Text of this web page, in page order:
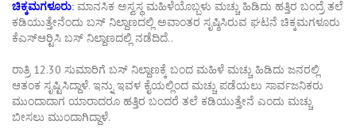
ಚಿಕ್ಕಮಗಳೂರು: ಮಾನಸಿಕ ಅಸ್ವಸ್ಥ ಮಹಿಳೆಯೊಬ್ಬಳು ಮಚ್ಚು ಹಿಡಿದು ಹತ್ತಿರ ಬಂದ್ರೆ ತಲೆ
ಕಡಿಯುತ್ತೇನೆಂದು ಬಸ್ ನಿಲ್ದಾಣದಲ್ಲಿ ಅವಾಂತರ ಸೃಷ್ಠಿಸಿರುವ ಘಟನೆ ಚಿಕ್ಕಮಗಳೂರು
ಕೆಎಸ್‍ಆರ್‍ಟಿಸಿ ಬಸ್ ನಿಲ್ದಾಣದಲ್ಲಿ ನಡೆದಿದೆ..
ರಾತ್ರಿ 12.30 ಸುಮಾರಿಗೆ ಬಸ್​ ನಿಲ್ದಾಣಕ್ಕೆ ಬಂದ ಮಹಿಳೆ ಮಚ್ಚು ಹಿಡಿದು ಜನರಲ್ಲಿ
ಆತಂಕ ಸೃಷ್ಟಿಸಿದ್ದಾಳೆ. ಇನ್ನು ಇವಳ ಕೈಯಲ್ಲಿಂದ ಮಚ್ಚು ಪಡೆಯಲು ಸಾರ್ವಜನಿಕರು
ಮುಂದಾದಾಗ ಯಾರಾದರೂ ಹತ್ತಿರ ಬಂದರೆ ತಲೆ ಕಡಿಯುತ್ತೇನೆ ಎಂದು ಮಚ್ಚು
ಬೀಸಲು ಮುಂದಾಗಿದ್ದಾಳೆ.